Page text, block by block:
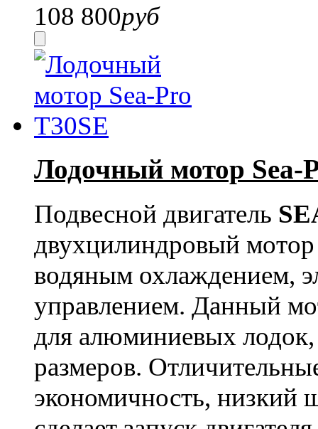
108 800руб
Лодочный мотор Sea-
Подвесной двигатель
двухцилиндровый
водяным охлаждением,
управлением. Данный
для алюминиевых
размеров.
экономичность, низкий